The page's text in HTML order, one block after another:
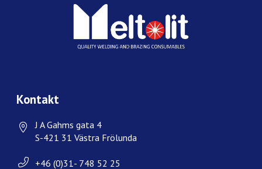
Kontakt
J A Gahms gata 4
S-421 31 Västra Frölunda
+46 (0)31- 748 52 25